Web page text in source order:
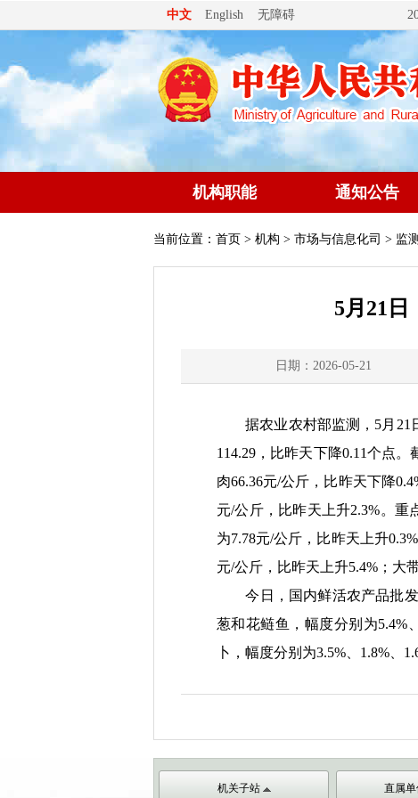
中文 English 无障碍
机构职能 通知公告
当前位置： 首页 > 机构 > 市场与信息化司 > 监
5月21日
日期：2026-05-21
据农业农村部监测， 5月21
114.29，比昨天下降0.11个点
肉66.36元/公斤，比昨天下降
元/公斤，比昨天上升2.3%。重
为7.78元/公斤，比昨天上升
元/公斤，比昨天上升5.4%；大
今日，国内鲜活农产品批
葱和花鲢鱼，幅度分别为5.4%
卜，幅度分别为3.5%、1.8%、
机关子站 直属